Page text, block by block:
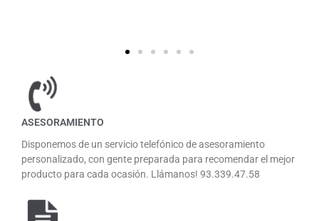
ASESORAMIENTO
Disponemos de un servicio telefónico de asesoramiento
personalizado, con gente preparada para recomendar el mejor
producto para cada ocasión. Llámanos! 93.339.47.58